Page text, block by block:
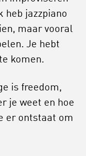
heb jazzpiano
maar vooral
Je hebt
komen.
is freedom,
je weet en hoe
er ontstaat om